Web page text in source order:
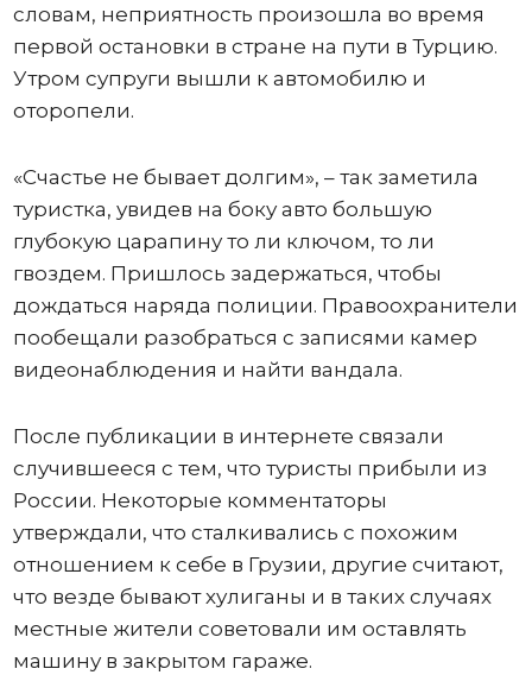
словам, неприятность произошла во время
первой остановки в стране на пути в Турцию.
Утром супруги вышли к автомобилю и
оторопели.
«Счастье не бывает долгим», – так заметила
туристка, увидев на боку авто большую
глубокую царапину то ли ключом, то ли
гвоздем. Пришлось задержаться, чтобы
дождаться наряда полиции. Правоохранители
пообещали разобраться с записями камер
видеонаблюдения и найти вандала.
После публикации в интернете связали
случившееся с тем, что туристы прибыли из
России. Некоторые комментаторы
утверждали, что сталкивались с похожим
отношением к себе в Грузии, другие считают,
что везде бывают хулиганы и в таких случаях
местные жители советовали им оставлять
машину в закрытом гараже.